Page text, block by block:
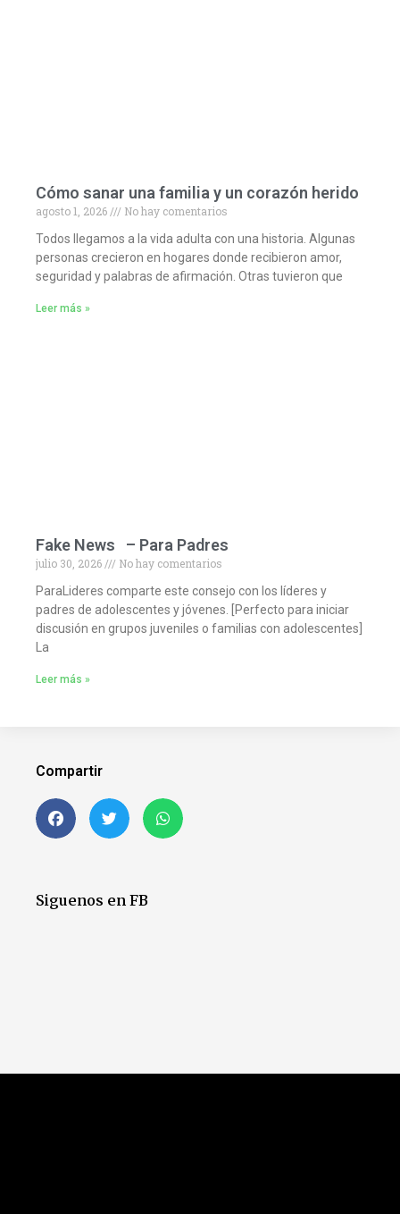
Cómo sanar una familia y un corazón herido
agosto 1, 2026
No hay comentarios
Todos llegamos a la vida adulta con una historia. Algunas
personas crecieron en hogares donde recibieron amor,
seguridad y palabras de afirmación. Otras tuvieron que
Leer más »
Fake News – Para Padres
julio 30, 2026
No hay comentarios
ParaLideres comparte este consejo con los líderes y
padres de adolescentes y jóvenes. [Perfecto para iniciar
discusión en grupos juveniles o familias con adolescentes]
La
Leer más »
Compartir
Siguenos en FB